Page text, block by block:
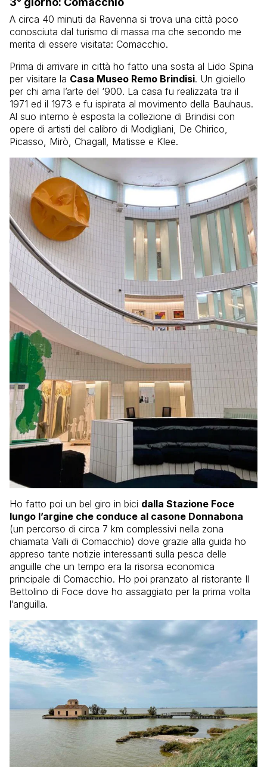
A circa 40 minuti da Ravenna si trova una città poco
conosciuta dal turismo di massa ma che secondo me
merita di essere visitata: Comacchio.
Prima di arrivare in città ho fatto una sosta al Lido Spina
per visitare la Casa Museo Remo Brindisi. Un gioiello
per chi ama l’arte del ‘900. La casa fu realizzata tra il
1971 ed il 1973 e fu ispirata al movimento della Bauhaus.
Al suo interno è esposta la collezione di Brindisi con
opere di artisti del calibro di Modigliani, De Chirico,
Picasso, Mirò, Chagall, Matisse e Klee.
Ho fatto poi un bel giro in bici dalla Stazione Foce
lungo l’argine che conduce al casone Donnabona
(un percorso di circa 7 km complessivi nella zona
chiamata Valli di Comacchio) dove grazie alla guida ho
appreso tante notizie interessanti sulla pesca delle
anguille che un tempo era la risorsa economica
principale di Comacchio. Ho poi pranzato al ristorante Il
Bettolino di Foce dove ho assaggiato per la prima volta
l’anguilla.